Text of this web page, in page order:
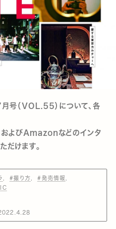
号（VOL.55）について、各
およびAmazonなどのインタ
だけます。
#撮り方
#発売情報